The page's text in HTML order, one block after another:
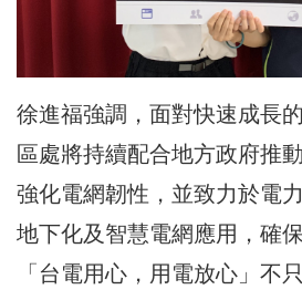
徐進福強調，面對快速成長
區處將持續配合地方政府推
強化電網韌性，並致力於電
地下化及智慧電網應用，確
「台電用心，用電放心」不